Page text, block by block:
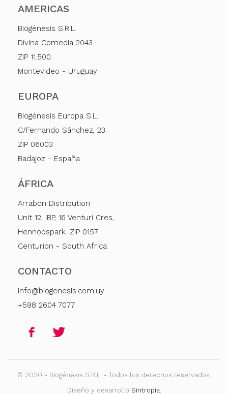
AMERICAS
Biogénesis S.R.L.
Divina Comedia 2043
ZIP 11.500
Montevideo - Uruguay
EUROPA
Biogénesis Europa S.L.
C/Fernando Sánchez, 23
ZIP 06003
Badajoz - España
ÁFRICA
Arrabon Distribution
Unit 12, IBP, 16 Venturi Cres,
Hennopspark. ZIP 0157
Centurion - South Africa
CONTACTO
info@biogenesis.com.uy
+598 2604 7077
© 2020 - Biogénesis S.R.L. - Todos los derechos reservados.
Diseño y desarrollo Sintropía